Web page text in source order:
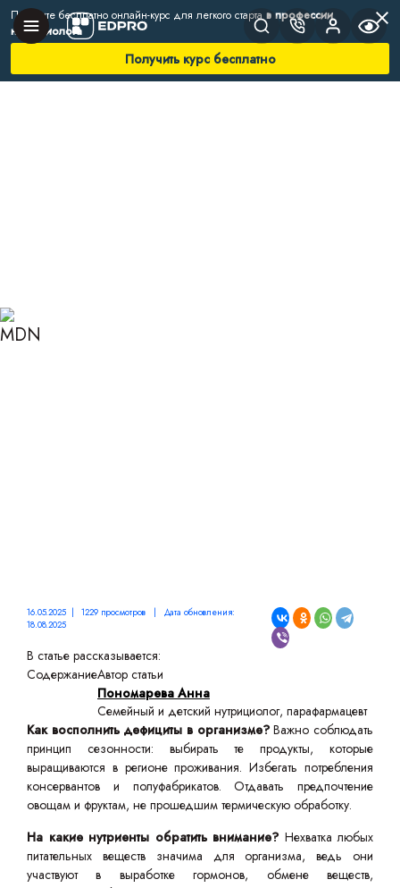
Получите бесплатно онлайн-курс для легкого стартав профессии
нутрициолога
Получить курс бесплатно
16.05.2025 | 1229 просмотров | Дата обновления:
18.08.2025
В статье рассказывается:
СодержаниеАвтор статьи
Пономарева Анна
Семейный и детский нутрициолог, парафармацевт
Как восполнить дефициты в организме?Важно соблюдать
принцип сезонности: выбирать те продукты, которые
выращиваются в регионе проживания. Избегать потребления
консервантов и полуфабрикатов. Отдавать предпочтение
овощам и фруктам, не прошедшим термическую обработку.
На какие нутриенты обратить внимание? Нехватка любых
питательных веществ значима для организма, ведь они
участвуют в выработке гормонов, обмене веществ,